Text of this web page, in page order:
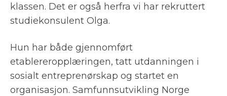
klassen. Det er også herfra vi har rekruttert
studiekonsulent Olga.
Hun har både gjennomført
etablereropplæringen, tatt utdanningen i
sosialt entreprenørskap og startet en
organisasjon. Samfunnsutvikling Norge